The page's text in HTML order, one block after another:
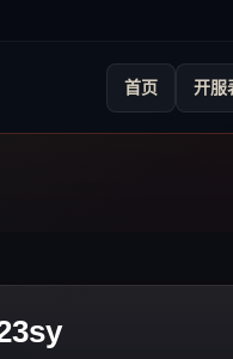
首页 开服